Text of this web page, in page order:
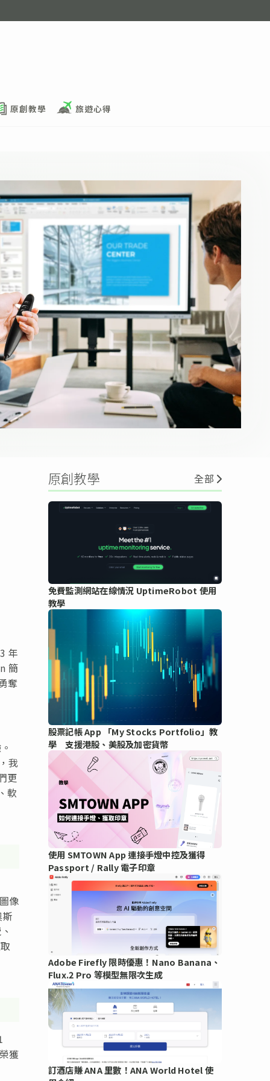
原創教學 旅遊心得
年
簡
奪
我
更
軟
像
獲
原創教學 全部
免費監測網站在線情況 UptimeRobot 使用
教學
股票記帳 App 「My Stocks Portfolio」教
學 支援港股、美股及加密貨幣
使用 SMTOWN App 連接手燈中控及獲得
Passport / Rally 電子印章
Adobe Firefly 限時優惠！Nano Banana、
Flux.2 Pro 等模型無限次生成
訂酒店賺 ANA 里數！ANA World Hotel 使